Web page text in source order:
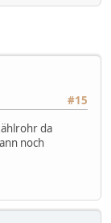
#15
da
noch